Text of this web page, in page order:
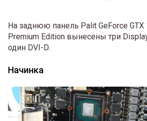
На заднюю панель Palit GeForce GTX
Premium Edition вынесены три
один DVI-D.
Начинка